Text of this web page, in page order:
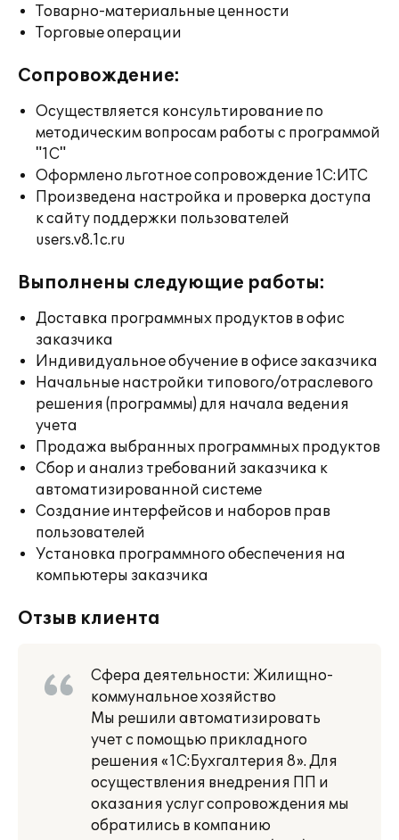
Товарно-материальные ценности
Торговые операции
Сопровождение:
Осуществляется консультирование по
методическим вопросам работы с программой
"1С"
Оформлено льготное сопровождение 1С:ИТС
Произведена настройка и проверка доступа
к сайту поддержки пользователей
users.v8.1c.ru
Выполнены следующие работы:
Доставка программных продуктов в офис
заказчика
Индивидуальное обучение в офисе заказчика
Начальные настройки типового/отраслевого
решения (программы) для начала ведения
учета
Продажа выбранных программных продуктов
Сбор и анализ требований заказчика к
автоматизированной системе
Создание интерфейсов и наборов прав
пользователей
Установка программного обеспечения на
компьютеры заказчика
Отзыв клиента
Сфера деятельности: Жилищно-
коммунальное хозяйство
Мы решили автоматизировать
учет с помощью прикладного
решения «1С:Бухгалтерия 8». Для
осуществления внедрения ПП и
оказания услуг сопровождения мы
обратились в компанию